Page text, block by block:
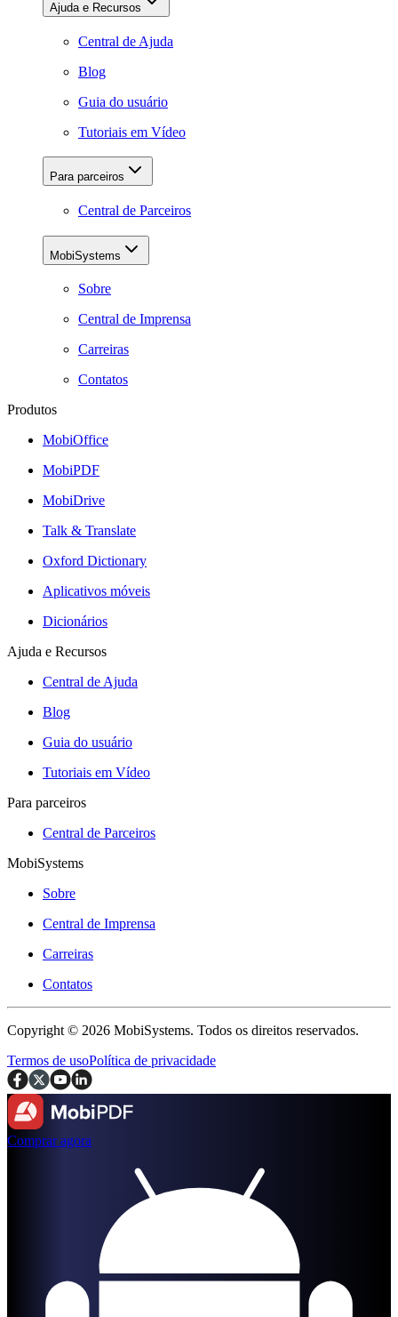
Ajuda e Recursos
Central de Ajuda
Blog
Guia do usuário
Tutoriais em Vídeo
Para parceiros
Central de Parceiros
MobiSystems
Sobre
Central de Imprensa
Carreiras
Contatos
Produtos
MobiOffice
MobiPDF
MobiDrive
Talk & Translate
Oxford Dictionary
Aplicativos móveis
Dicionários
Ajuda e Recursos
Central de Ajuda
Blog
Guia do usuário
Tutoriais em Vídeo
Para parceiros
Central de Parceiros
MobiSystems
Sobre
Central de Imprensa
Carreiras
Contatos
Copyright © 2026 MobiSystems. Todos os direitos reservados.
Termos de usoPolítica de privacidade
Comprar agora